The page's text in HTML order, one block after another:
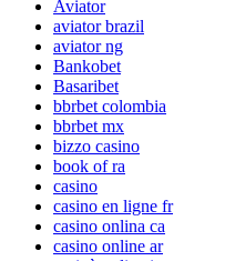
Aviator
aviator brazil
aviator ng
Bankobet
Basaribet
bbrbet colombia
bbrbet mx
bizzo casino
book of ra
casino
casino en ligne fr
casino onlina ca
casino online ar